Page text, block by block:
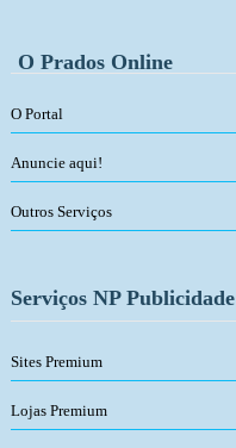
O Prados Online
O Portal
Anuncie aqui!
Outros Serviços
Serviços NP Publicidade
Sites Premium
Lojas Premium